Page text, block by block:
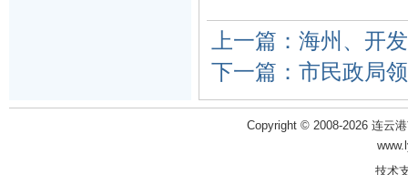
上一篇：海州、开
下一篇：市民政局
Copyright © 2008-2026 连云
技术